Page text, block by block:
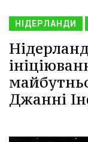
НІДЕРЛАНДИ
Джанні